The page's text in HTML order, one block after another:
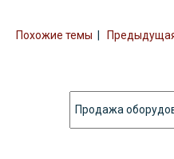
Похожие темы